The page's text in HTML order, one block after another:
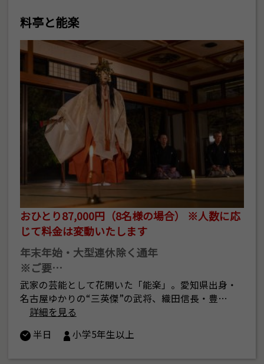
料亭と能楽
おひとり87,000円（8名様の場合） ※人数に応
じて料金は変動いたします
年末年始・大型連休除く通年
※ご要…
武家の芸能として花開いた「能楽」。愛知県出身・
名古屋ゆかりの“三英傑”の武将、織田信長・豊…
詳細を見る
半日
小学5年生以上